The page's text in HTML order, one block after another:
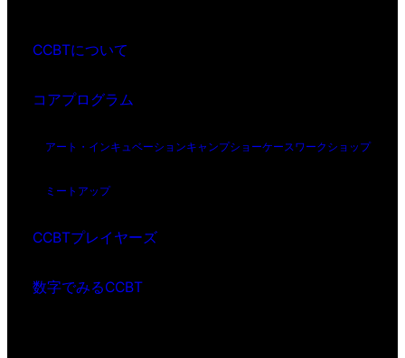
CCBTについて
コアプログラム
アート・インキュベーションキャンプショーケースワークショップ
ミートアップ
CCBTプレイヤーズ
数字でみるCCBT